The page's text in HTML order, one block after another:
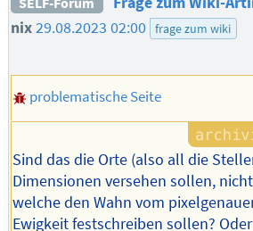
nix29.08.2023 02:00 frage zum wiki
problematische Seite
Sind das die Orte (also all die
Dimensionen versehen sollen,
welche den Wahn vom
Ewigkeit festschreiben sollen?